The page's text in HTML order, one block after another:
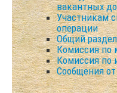
вакантных
Участникам
операции
Общий раздел
Комиссия по
Комиссия по
Сообщения